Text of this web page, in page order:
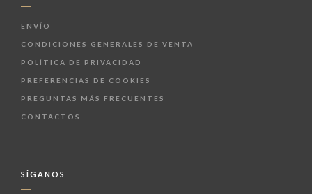
ENVÍO
CONDICIONES GENERALES DE VENTA
POLÍTICA DE PRIVACIDAD
PREFERENCIAS DE COOKIES
PREGUNTAS MÁS FRECUENTES
CONTACTOS
SÍGANOS